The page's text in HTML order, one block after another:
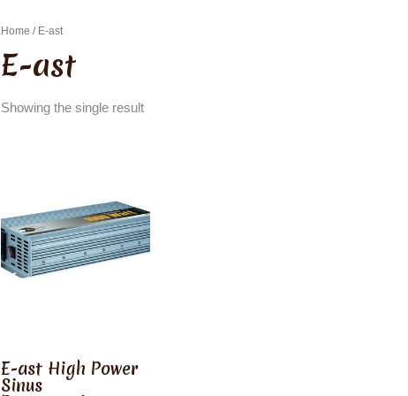
Home / E-ast
E-ast
Showing the single result
E-ast High Power
Sinus